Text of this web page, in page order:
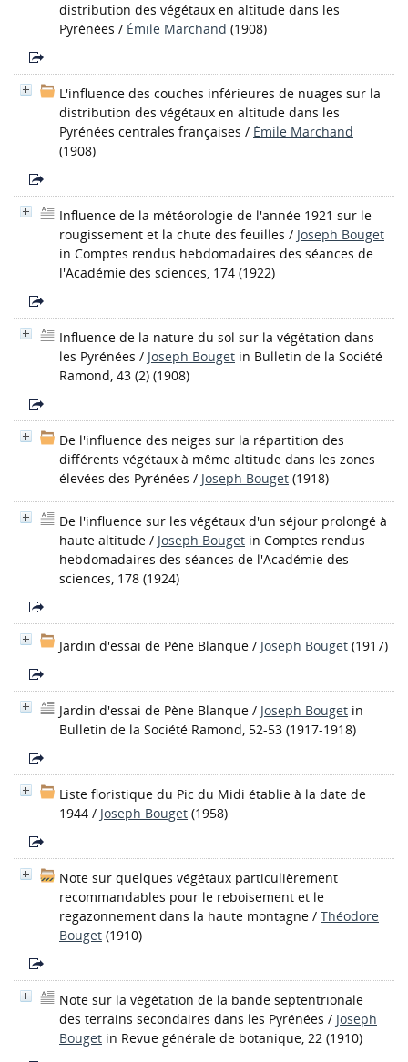
distribution des végétaux en altitude dans les
Pyrénées / Émile Marchand (1908)
L'influence des couches inférieures de nuages sur la
distribution des végétaux en altitude dans les
Pyrénées centrales françaises / Émile Marchand
(1908)
Influence de la météorologie de l'année 1921 sur le
rougissement et la chute des feuilles / Joseph Bouget
in Comptes rendus hebdomadaires des séances de
l'Académie des sciences, 174 (1922)
Influence de la nature du sol sur la végétation dans
les Pyrénées / Joseph Bouget in Bulletin de la Société
Ramond, 43 (2) (1908)
De l'influence des neiges sur la répartition des
différents végétaux à même altitude dans les zones
élevées des Pyrénées / Joseph Bouget (1918)
De l'influence sur les végétaux d'un séjour prolongé à
haute altitude / Joseph Bouget in Comptes rendus
hebdomadaires des séances de l'Académie des
sciences, 178 (1924)
Jardin d'essai de Pène Blanque / Joseph Bouget (1917)
Jardin d'essai de Pène Blanque / Joseph Bouget in
Bulletin de la Société Ramond, 52-53 (1917-1918)
Liste floristique du Pic du Midi établie à la date de
1944 / Joseph Bouget (1958)
Note sur quelques végétaux particulièrement
recommandables pour le reboisement et le
regazonnement dans la haute montagne / Théodore
Bouget (1910)
Note sur la végétation de la bande septentrionale
des terrains secondaires dans les Pyrénées / Joseph
Bouget in Revue générale de botanique, 22 (1910)